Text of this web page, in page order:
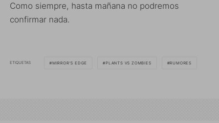
Como siempre, hasta mañana no podremos
confirmar nada.
ETIQUETAS MIRROR'S EDGE PLANTS VS ZOMBIES RUMORES